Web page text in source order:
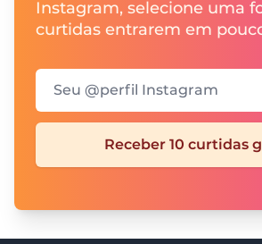
Instagram, selecione uma
curtidas entrarem em
Seu @perfil Instagram
Receber 10 curtidas